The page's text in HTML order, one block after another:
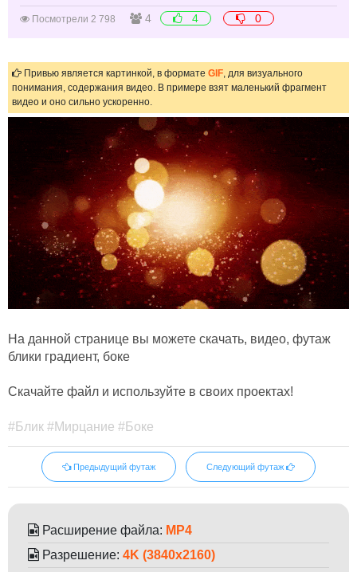
Посмотрели 2 798 4 4 0
Привью является картинкой, в формате GIF, для визуального
понимания, содержания видео. В примере взят маленький фрагмент
видео и оно сильно ускоренно.
На данной странице вы можете скачать, видео, футаж
блики градиент, боке
Скачайте файл и используйте в своих проектах!
#Блик #Мирцание #Боке
Предыдущий футаж Следующий футаж
Расширение файла: MP4
Разрешение: 4K (3840x2160)